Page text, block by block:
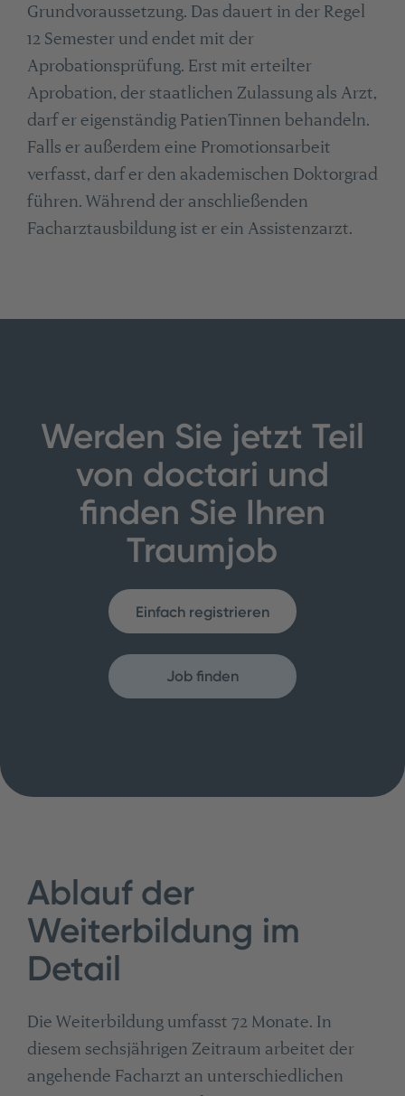
Grundvoraussetzung. Das dauert in der Regel
12 Semester und endet mit der
Aprobationsprüfung. Erst mit erteilter
Aprobation, der staatlichen Zulassung als Arzt,
darf er eigenständig PatienTinnen behandeln.
Falls er außerdem eine Promotionsarbeit
verfasst, darf er den akademischen Doktorgrad
führen. Während der anschließenden
Facharztausbildung ist er ein Assistenzarzt.
Werden Sie jetzt Teil
von doctari und
finden Sie Ihren
Traumjob
Einfach registrieren
Job finden
Ablauf der
Weiterbildung im
Detail
Die Weiterbildung umfasst 72 Monate. In
diesem sechsjährigen Zeitraum arbeitet der
angehende Facharzt an unterschiedlichen